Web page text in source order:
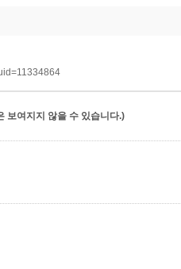
보여지지 않을 수 있습니다.)